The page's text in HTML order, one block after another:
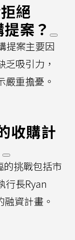
絕
案？
提案主要因
吸引力，
重擔憂。
收購計
挑戰包括市
行長Ryan
資計畫。